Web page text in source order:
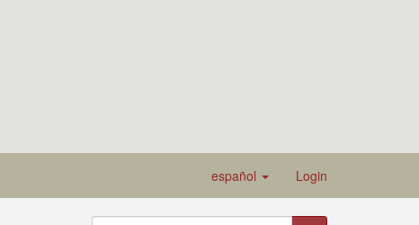
español Login